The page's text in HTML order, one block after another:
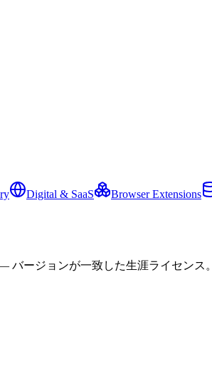
Digital & SaaS Browser Extensions
バージョンが一致した生涯ライセンス。